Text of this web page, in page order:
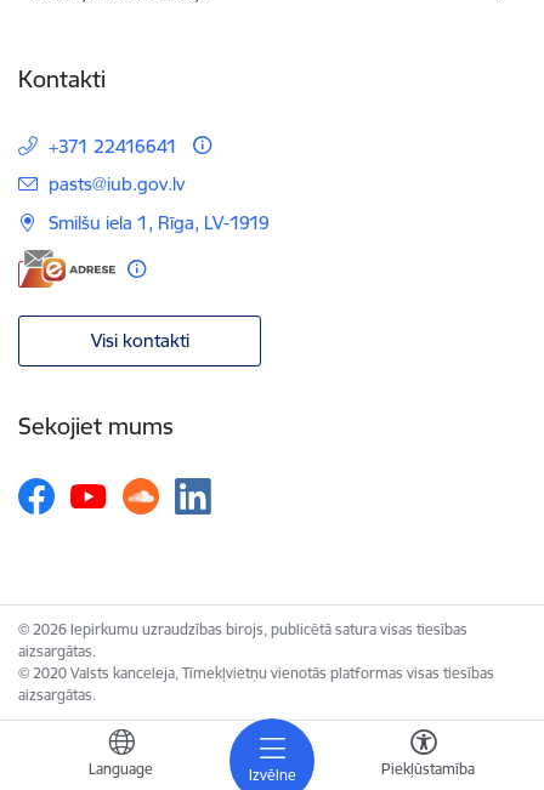
Izvēlne
Language Piekļūstamība
Kontakti
+371 22416641
E-pasts:
pasts@iub.gov.lv
Smilšu iela 1, Rīga, LV-1919
Visi kontakti
Sekojiet mums
© 2026 Iepirkumu uzraudzības birojs, publicētā satura visas tiesības
aizsargātas.
© 2020 Valsts kanceleja, Tīmekļvietņu vienotās platformas visas tiesības
aizsargātas.